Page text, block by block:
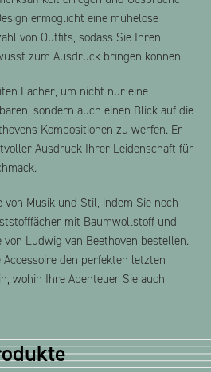
ermöglicht eine mühelose
von Outfits, sodass Sie Ihren
zum Ausdruck bringen können.
Fächer, um nicht nur eine
sondern auch einen Blick auf die
Kompositionen zu werfen. Er
Ausdruck Ihrer Leidenschaft für
von Musik und Stil, indem Sie noch
mit Baumwollstoff und
Ludwig van Beethoven bestellen.
den perfekten letzten
wohin Ihre Abenteuer Sie auch